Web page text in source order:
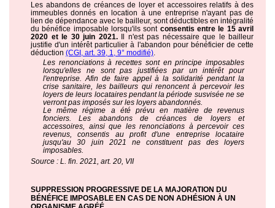
Les abandons de créances de loyer et accessoires relatifs à des
immeubles donnés en location à une entreprise n'ayant pas de
lien de dépendance avec le bailleur, sont déductibles en intégralité
du bénéfice imposable lorsqu'ils sont consentis entre le 15 avril
2020 et le 30 juin 2021.Il n'est pas nécessaire que le bailleur
justifie d'un intérêt particulier à l'abandon pour bénéficier de cette
déduction (CGI, art. 39, 1, 9° modifié).
Les renonciations à recettes sont en principe imposables
lorsqu'elles ne sont pas justifiées par un intérêt pour
l'entreprise. Afin de faire appel à la solidarité pendant la
crise sanitaire, les bailleurs qui renoncent à percevoir les
loyers de leurs locataires pendant la période susvisée ne se
verront pas imposés sur les loyers abandonnés.
Le même régime a été prévu en matière de revenus
fonciers. Les abandons de créances de loyers et
accessoires, ainsi que les renonciations à percevoir ces
revenus, consentis au profit d'une entreprise locataire
jusqu'au 30 juin 2021 ne constituent pas des loyers
imposables.
Source : L. fin. 2021, art. 20, VII
SUPPRESSION PROGRESSIVE DE LA MAJORATION DU
BÉNÉFICE IMPOSABLE EN CAS DE NON ADHÉSION À UN